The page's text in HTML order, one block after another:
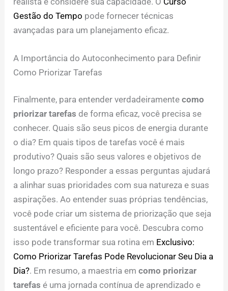
Gestão do Tempo pode fornecer técnicas
avançadas para um planejamento eficaz.
A Importância do Autoconhecimento para Definir
Como Priorizar Tarefas
Finalmente, para entender verdadeiramentecomo
priorizar tarefas de forma eficaz, você precisa se
conhecer. Quais são seus picos de energia durante
o dia? Em quais tipos de tarefas você é mais
produtivo? Quais são seus valores e objetivos de
longo prazo? Responder a essas perguntas ajudará
a alinhar suas prioridades com sua natureza e suas
aspirações. Ao entender suas próprias tendências,
você pode criar um sistema de priorização que seja
sustentável e eficiente para você. Descubra como
isso pode transformar sua rotina em Exclusivo:
Como Priorizar Tarefas Pode Revolucionar Seu Dia a
Dia?. Em resumo, a maestria emcomo priorizar
tarefas é uma jornada contínua de aprendizado e